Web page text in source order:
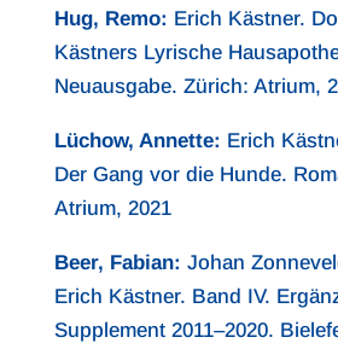
Hug, Remo: Erich Kästner.
Kästners Lyrische
Neuausgabe. Zürich: Atrium,
Lüchow, Annette: Erich
Der Gang vor die Hunde.
Atrium, 2021
Beer, Fabian: Johan
Erich Kästner. Band IV.
Supplement 2011–2020.